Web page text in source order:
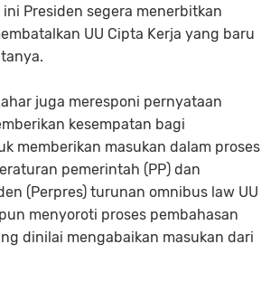
Presiden segera menerbitkan
UU Cipta Kerja yang baru
juga meresponi pernyataan
kesempatan bagi
memberikan masukan dalam proses
pemerintah (PP) dan
(Perpres) turunan omnibus law UU
menyoroti proses pembahasan
dinilai mengabaikan masukan dari